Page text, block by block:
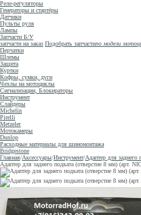
Реле-регуляторы
Генераторы и стартёры
Датчики
Пульты руля
Лампы
Запчасти Б/У
запчасти на заказ Подобрать запчастипо модели
Перчатки
Шлемы
Защита
Куртки
Кофры, сумки, дуги
Чехлы на мотоциклы
Сигнализации, Блокираторы
Инструмент
Слайдеры
Michelin
Pirelli
Metzeler
Мотокамеры
Dunlop
Расходные материалы для шиномонтажа
Bridgestone
Главная/Аксессуары/Инструмент/Адаптер для
Адаптер для заднего подката (отверстие 8 мм) (арт.